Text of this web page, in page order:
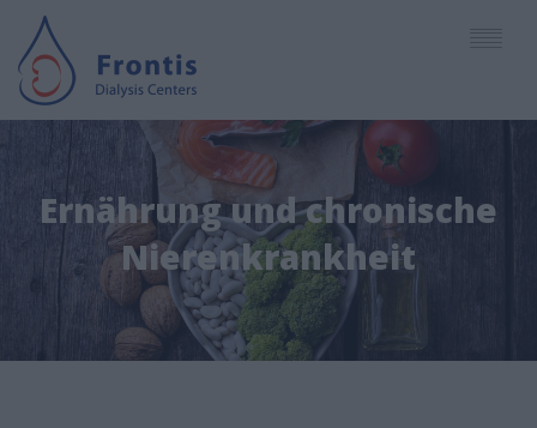
UNTERNEHMEN
ZENTREN
LEISTUNGEN
English
Deutsch
Español
Ελληνικά
Ernährung und chronische
Nierenkrankheit